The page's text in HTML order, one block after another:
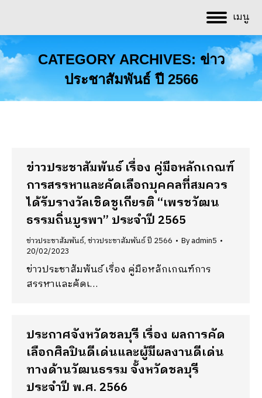
เมนู
CATEGORY ARCHIVES: ข่าว
ประชาสัมพันธ์ ปี 2566
You are here:
ข่าวประชาสัมพันธ์ เรื่อง คู่มือหลักเกณฑ์
การสรรหาและคัดเลือกบุคคลที่สมควร
ได้รับรางวัลเชิดชูเกียรติ “เพรชวัฒน
ธรรมถิ่นบูรพา” ประจำปี 2565
ข่าวประชาสัมพันธ์,ข่าวประชาสัมพันธ์ ปี 2566 Byadmin5
20/02/2023
ข่าวประชาสัมพันธ์ เรื่อง คู่มือหลักเกณฑ์การ
สรรหาและคัดเ…
ประกาศจังหวัดชลบุรี เรื่อง ผลการคัด
เลือกศิลปินดีเด่นและผู้มีผลงานดีเด่น
ทางด้านวัฒนธรรม จั้งหวัดชลบุรี
ประจำปี พ.ศ. 2566